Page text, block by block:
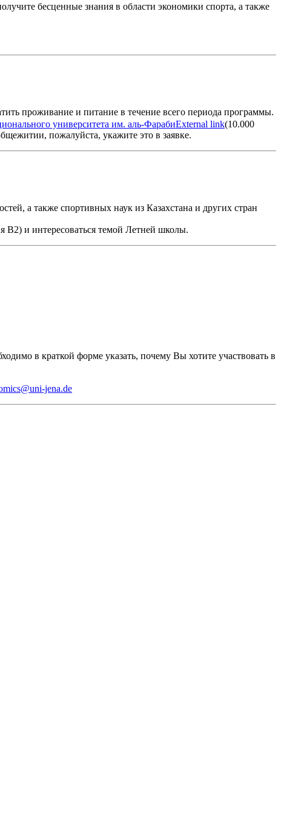
бесценные знания в области экономики спорта, а также
проживание и питание в течение всего периода программы.
университета им. аль-ФарабиExternal link(10.000
пожалуйста, укажите это в заявке.
а также спортивных наук из Казахстана и других стран
B2) и интересоваться темой Летней школы.
в краткой форме указать, почему Вы хотите участвовать в
jena.de